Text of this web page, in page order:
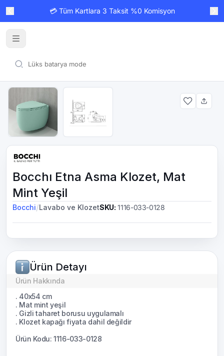
💳 Tüm Kartlara 3 Taksit %0 Komisyon
Bocchı Etna Asma Klozet, Mat
Mint Yeşil
Bocchi/Lavabo ve KlozetSKU: 1116-033-0128
Ürün Detayı
Ürün Hakkında
. 40x54 cm
. Mat mint yeşil
. Gizli taharet borusu uygulamalı
. Klozet kapağı fiyata dahil değildir
Ürün Kodu: 1116-033-0128